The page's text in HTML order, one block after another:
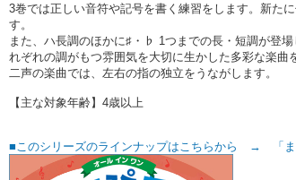
3巻では正しい音符や記号を書く練習をします。新た
す。
また、ハ長調のほかに♯・♭ 1つまでの長・短調が登
れぞれの調がもつ雰囲気を大切に生かした多彩な楽
二声の楽曲では、左右の指の独立をうながします。
【主な対象年齢】4歳以上
■このシリーズのラインナップはこちらから → 「ま